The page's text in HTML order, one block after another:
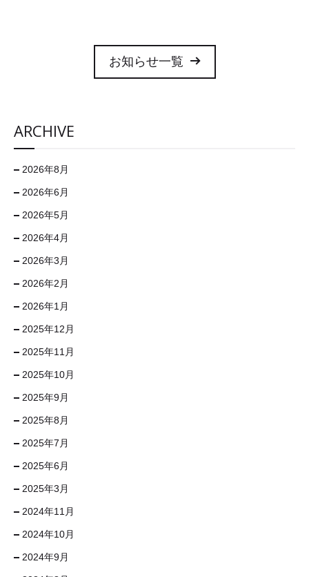
お知らせ一覧
ARCHIVE
2026年8月
2026年6月
2026年5月
2026年4月
2026年3月
2026年2月
2026年1月
2025年12月
2025年11月
2025年10月
2025年9月
2025年8月
2025年7月
2025年6月
2025年3月
2024年11月
2024年10月
2024年9月